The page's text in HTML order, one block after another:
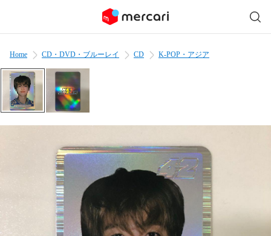
Home CD・DVD・ブルーレイ CD K-POP・アジア